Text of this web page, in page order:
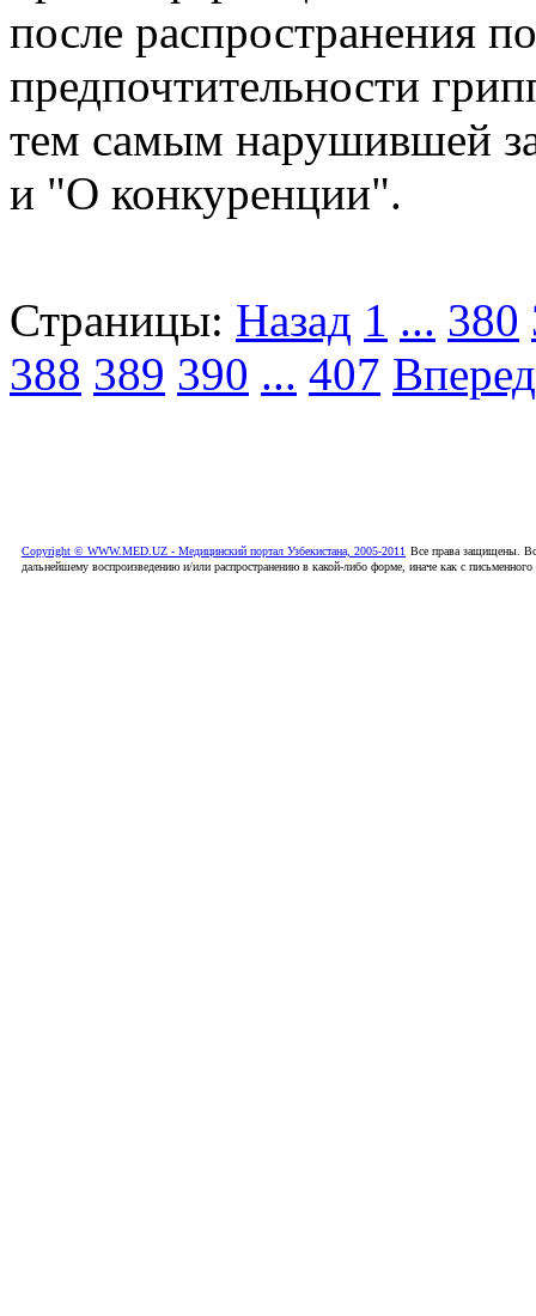
после распространения
предпочтительности
тем самым нарушившей
и "О конкуренции".
Страницы: Назад 1 ... 380
388 389 390 ... 407 Вперед
Copyright © WWW.MED.UZ - Медицинский портал Узбекистана, 2005-2011 Все права защищены.
дальнейшему воспроизведению и/или распространению в какой-либо форме, иначе как с